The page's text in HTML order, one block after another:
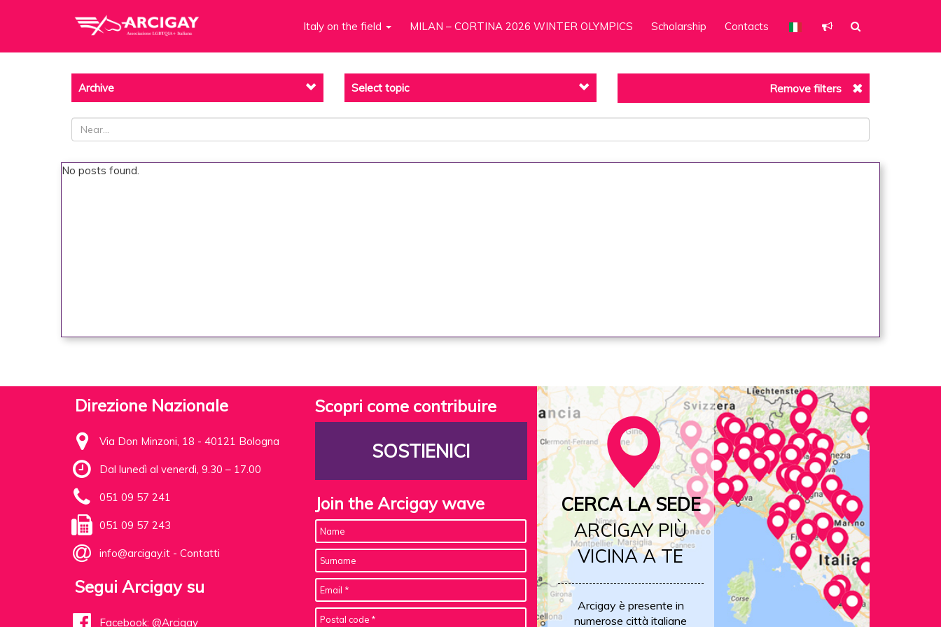
Italy on the field MILAN – CORTINA 2026 WINTER OLYMPICS Scholarship Contacts
Archive Select topic Remove filters
No posts found.
Direzione Nazionale
Via Don Minzoni, 18 - 40121 Bologna
Dal lunedì al venerdì, 9.30 – 17.00
051 09 57 241
051 09 57 243
info@arcigay.it - Contatti
Segui Arcigay su
Facebook: @Arcigay
Scopri come contribuire
SOSTIENICI
Join the Arcigay wave
CERCA LA SEDE
ARCIGAY PIÙ
VICINA A TE
Arcigay è presente in
numerose città italiane